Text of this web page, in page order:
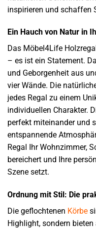
inspirieren und schaffen
Ein Hauch von Natur in
Das Möbel4Life
– es ist ein Statement.
und Geborgenheit aus
vier Wände. Die
jedes Regal zu einem
individuellen Charakter.
perfekt miteinander und
entspannende
Regal Ihr Wohnzimmer,
bereichert und Ihre
Szene setzt.
Ordnung mit Stil: Die
Die geflochtenen Körbe
Highlight, sondern bieten